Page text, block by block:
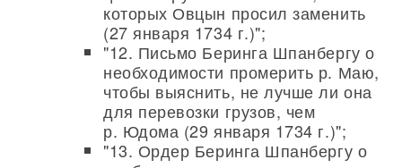
которых Овцын просил заменить
(27 января 1734 г.)";
"12. Письмо Беринга Шпанбергу о
необходимости промерить р. Маю,
чтобы выяснить, не лучше ли она
для перевозки грузов, чем
р. Юдома (29 января 1734 г.)";
"13. Ордер Беринга Шпанбергу о